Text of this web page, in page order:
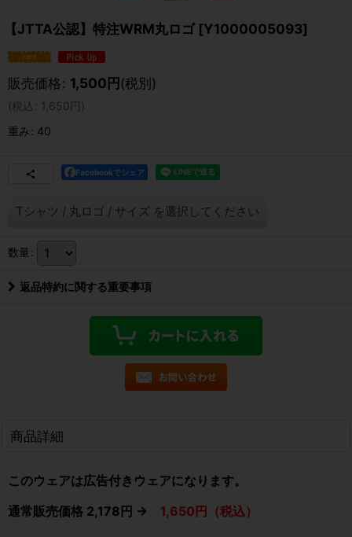
【JTTA公認】特注WRM丸ロゴ [Y1000005093]
販売価格: 1,500 円 (税別)
(税込 : 1,650円 )
重み: 40
Facebookでシェア
Tシャツ / 丸ロゴ / サイズ を選択してください
数量:
返品特約に関する重要事項
商品詳細
このウェアは広告付きウェアになります。
通常販売価格 2,178円 → 1,650円（税込）